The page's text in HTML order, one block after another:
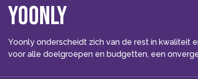
Yoonly
Yoonly onderscheidt zich van de rest in kwaliteit
voor alle doelgroepen en budgetten, een